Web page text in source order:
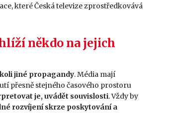
které Česká televize zprostředkovává
někdo na jejich
jiné propagandy. Média mají
přesně stejného časového prostoru
je, uvádět souvislosti. Vždy by
rozvíjení skrze poskytování a